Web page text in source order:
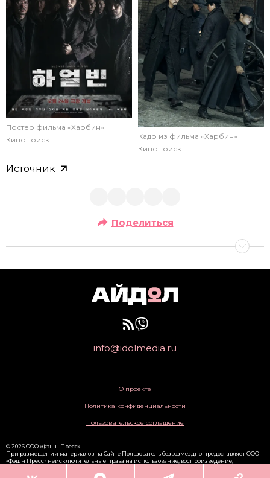
Постер фильма «Харбин»
Кинопоиск
Кадр из фильма «Харбин»
Кинопоиск
Источник
Поделиться
info@idolmedia.ru
О проекте
Политика конфиденциальности
Пользовательское соглашение
© 2026 ООО «Фэшн Пресс»
При размещении материалов на Сайте Пользователь безвозмездно предоставляет ООО
«Фэшн Пресс» неисключительные права на использование, воспроизведение,
материалов и доведение их до всеобщего сведения через сайт
www.idolmedia.ru. 16+